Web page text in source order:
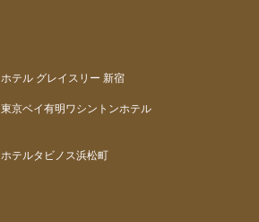
ホテル グレイスリー 新宿
東京ベイ有明ワシントンホテル
ホテルタビノス浜松町